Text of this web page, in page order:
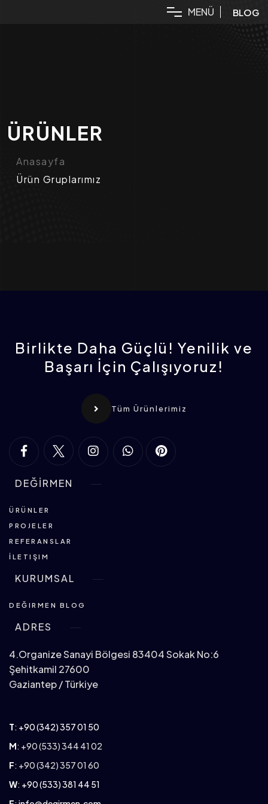
MENÜ BLOG
ÜRÜNLER
Anasayfa
Ürün Gruplarımız
Birlikte Daha Güçlü! Yenilik ve
Başarı İçin Çalışıyoruz!
Tüm Ürünlerimiz
DEĞİRMEN
ÜRÜNLER
PROJELER
REFERANSLAR
İLETIŞIM
KURUMSAL
DEĞIRMEN BLOG
ADRES
4.Organize Sanayi Bölgesi 83404 Sokak No:6
Şehitkamil 27600
Gaziantep / Türkiye
T: +90 (342) 357 01 50
M: +90 (533) 344 41 02
F: +90 (342) 357 01 60
W: +90 (533) 381 44 51